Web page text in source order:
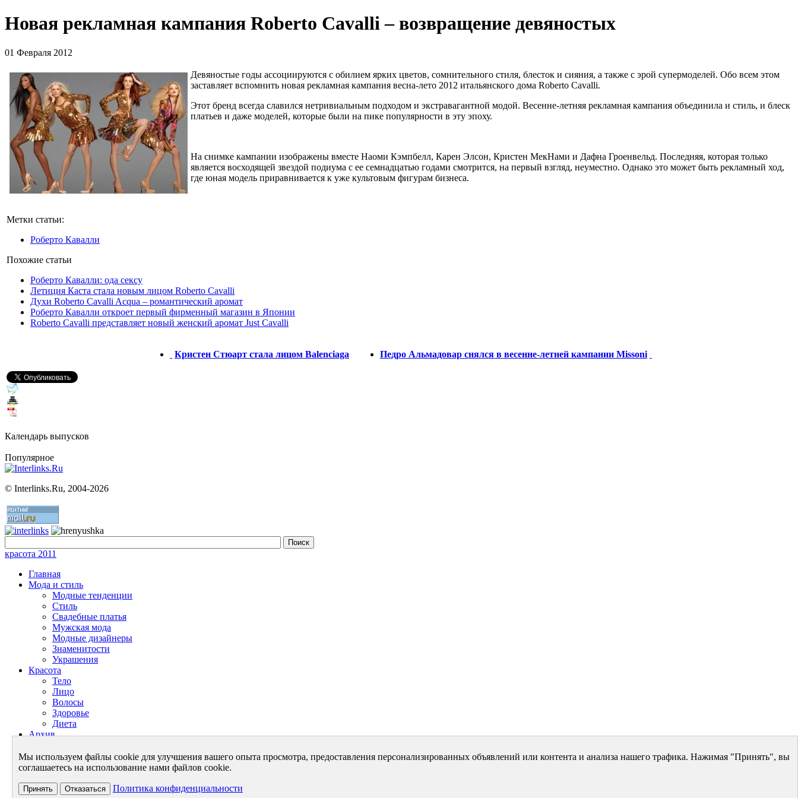
Новая рекламная кампания Roberto Cavalli – возвращение девяностых
01 Февраля 2012
Девяностые годы ассоциируются с обилием ярких цветов, сомнительного стиля, блесток и сияния, а также с эрой супермоделей. Обо всем этом
заставляет вспомнить новая рекламная кампания весна-лето 2012 итальянского дома Roberto Cavalli.
Этот бренд всегда славился нетривиальным подходом и экстравагантной модой. Весенне-летняя рекламная кампания объединила и стиль, и блеск
платьев и даже моделей, которые были на пике популярности в эту эпоху.
На снимке кампании изображены вместе Наоми Кэмпбелл, Карен Элсон, Кристен МекНами и Дафна Гроенвельд. Последняя, которая только
является восходящей звездой подиума с ее семнадцатью годами смотрится, на первый взгляд, неуместно. Однако это может быть рекламный ход,
где юная модель приравнивается к уже культовым фигурам бизнеса.
Метки статьи:
Роберто Кавалли
Похожие статьи
Роберто Кавалли: ода сексу
Летиция Каста стала новым лицом Roberto Cavalli
Духи Roberto Cavalli Acqua – романтический аромат
Роберто Кавалли откроет первый фирменный магазин в Японии
Roberto Cavalli представляет новый женский аромат Just Cavalli
Кристен Стюарт стала лицом Balenciaga Педро Альмадовар снялся в весенне-летней кампании Missoni
Календарь выпусков
Популярное
© Interlinks.Ru, 2004-2026
красота 2011
Главная
Мода и стиль
Модные тенденции
Стиль
Свадебные платья
Мужская мода
Модные дизайнеры
Знаменитости
Украшения
Красота
Тело
Лицо
Волосы
Здоровье
Диета
Архив
Энциклопедия моды
Архив - Мода и Стиль
Архив - Новости
Мы используем файлы cookie для улучшения вашего опыта просмотра, предоставления персонализированных объявлений или контента и анализа нашего трафика. Нажимая "Принять", вы
соглашаетесь на использование нами файлов cookie.
Принять Отказаться Политика конфиденциальности